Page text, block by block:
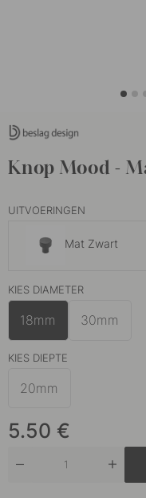
Knop Mood -
UITVOERINGEN
Mat Zwart
Geborsteld
Gepolijst
KIES DIAMETER
18mm 30mm
KIES DIEPTE
20mm
5.50 €